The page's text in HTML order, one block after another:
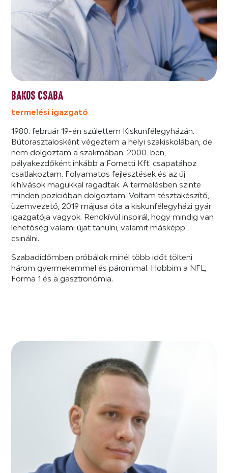
BAKOS CSABA
termelési igazgató
1980. február 19-én születtem Kiskunfélegyházán.
Bútorasztalosként végeztem a helyi szakiskolában, de
nem dolgoztam a szakmában. 2000-ben,
pályakezdőként inkább a Fornetti Kft. csapatához
csatlakoztam. Folyamatos fejlesztések és az új
kihívások magukkal ragadtak. A termelésben szinte
minden pozícióban dolgoztam. Voltam tésztakészítő,
üzemvezető, 2019 májusa óta a kiskunfélegyházi gyár
igazgatója vagyok. Rendkívül inspirál, hogy mindig van
lehetőség valami újat tanulni, valamit másképp
csinálni.
Szabadidőmben próbálok minél több időt tölteni
három gyermekemmel és párommal. Hobbim a NFL,
Forma 1 és a gasztronómia.